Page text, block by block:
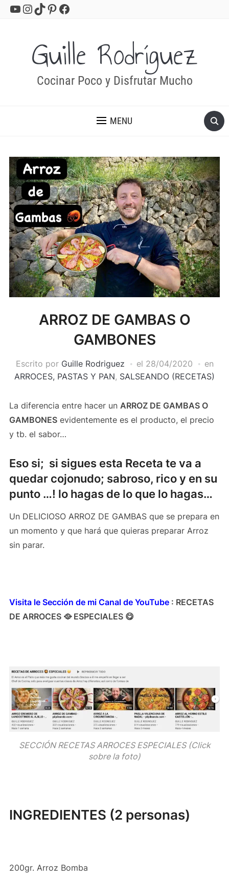
YouTube
Instagram
TikTok
Pinterest
Facebook
Guille Rodríguez
Cocinar Poco y Disfrutar Mucho
MENU
ARROZ DE GAMBAS O
GAMBONES
Escrito por Guille Rodriguez el 28/04/2020
en
ARROCES, PASTAS Y PAN, SALSEANDO (RECETAS)
La diferencia entre hacer un ARROZ DE GAMBAS O
GAMBONESevidentemente es el producto, el precio
y tb. el sabor…
Eso si; si sigues esta Receta te va a
quedar cojonudo; sabroso, rico y en su
punto …! lo hagas de lo que lo hagas…
Un DELICIOSO ARROZ DE GAMBAS que se prepara en
un momento y que hará que quieras preparar Arroz
sin parar.
Visita le Sección de mi Canal de YouTube: RECETAS
DE ARROCES 🥘 ESPECIALES 😋
SECCIÓN RECETAS ARROCES ESPECIALES (Click
sobre la foto)
INGREDIENTES (2 personas)
200gr. Arroz Bomba